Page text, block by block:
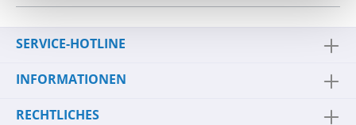
SERVICE-HOTLINE
INFORMATIONEN
RECHTLICHES